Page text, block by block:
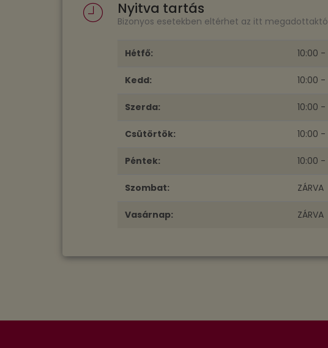
Nyitva tartás
Bizonyos esetekben eltérhet az itt
Hétfő: 10:00 -
Kedd: 10:00 -
Szerda: 10:00 -
Csütörtök: 10:00 -
Péntek: 10:00 -
Szombat: ZÁRVA
Vasárnap: ZÁRVA